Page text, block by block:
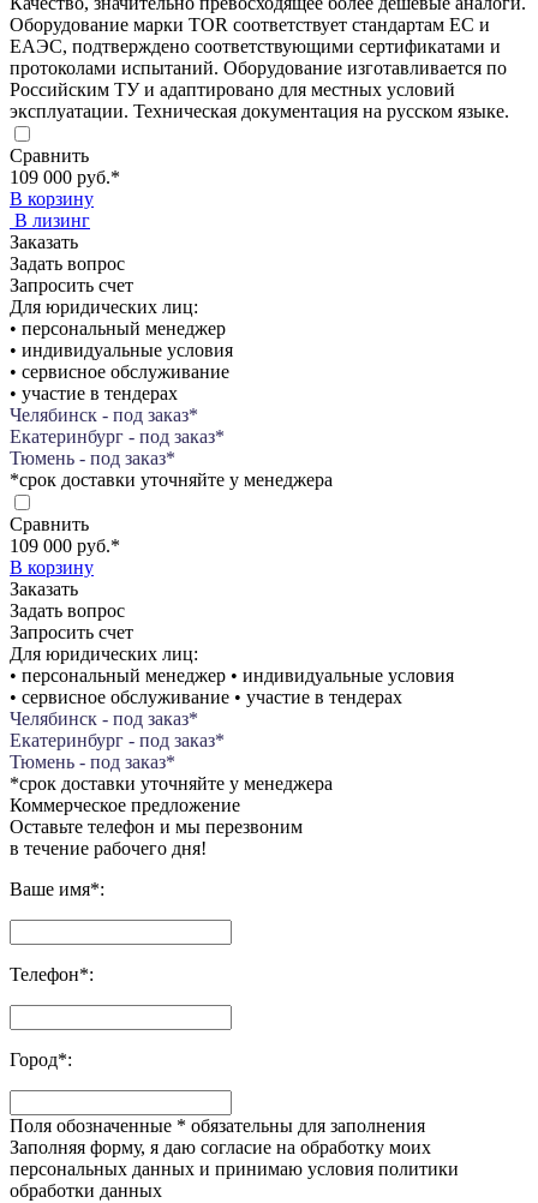
Оборудование марки TOR соответствует стандартам ЕС и
ЕАЭС, подтверждено соответствующими сертификатами и
протоколами испытаний. Оборудование изготавливается по
Российским ТУ и адаптировано для местных условий
эксплуатации. Техническая документация на русском языке.
Сравнить
109 000 руб.*
В корзину
В лизинг
Заказать
Задать вопрос
Запросить счет
Для юридических лиц:
• персональный менеджер
• индивидуальные условия
• сервисное обслуживание
• участие в тендерах
Челябинск - под заказ*
Екатеринбург - под заказ*
Тюмень - под заказ*
*срок доставки уточняйте у менеджера
Сравнить
109 000 руб.*
В корзину
Заказать
Задать вопрос
Запросить счет
Для юридических лиц:
• персональный менеджер • индивидуальные условия
• сервисное обслуживание • участие в тендерах
Челябинск - под заказ*
Екатеринбург - под заказ*
Тюмень - под заказ*
*срок доставки уточняйте у менеджера
Коммерческое предложение
Оставьте телефон и мы перезвоним
в течение рабочего дня!
Ваше имя*:
Телефон*:
Город*:
Поля обозначенные * обязательны для заполнения
Заполняя форму, я даю согласие на обработку моих
персональных данных и принимаю условия политики
обработки данных